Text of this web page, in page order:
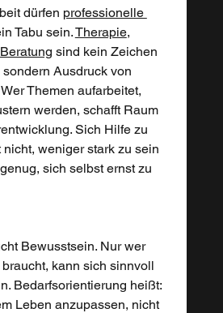
dürfen professionelle
Tabu sein. Therapie,
Beratung sind kein Zeichen
Ausdruck von
Themen aufarbeitet,
werden, schafft Raum
Sich Hilfe zu
weniger stark zu sein
sich selbst ernst zu
Bewusstsein. Nur wer
kann sich sinnvoll
Bedarfsorientierung heißt:
Leben anzupassen, nicht